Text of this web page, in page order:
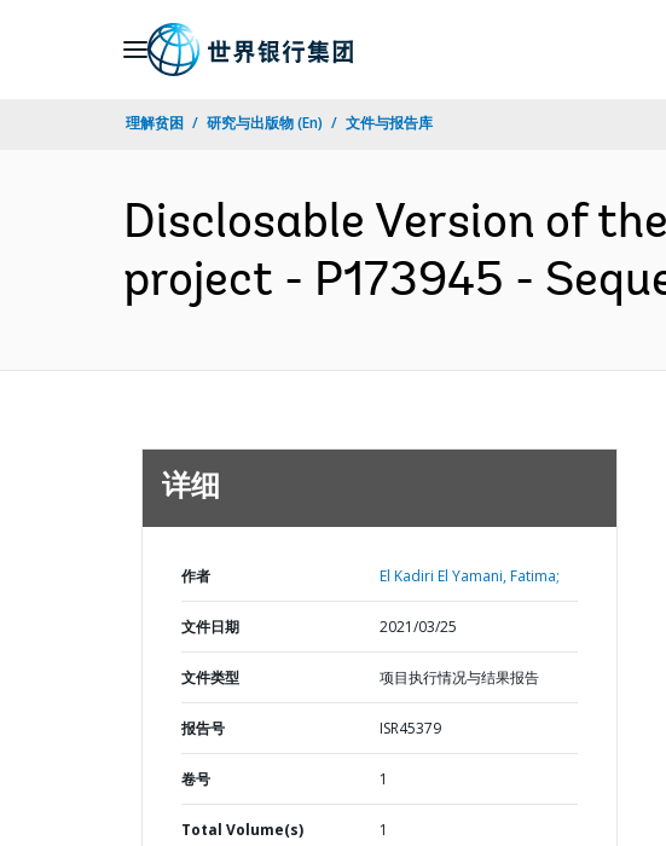
理解贫困 研究与出版物 (En) 文件与报告库
Disclosable Version of
project - P173945 -
详细
作者 El Kadiri El Yamani, Fatima;
文件日期 2021/03/25
文件类型 项目执行情况与结果报告
报告号 ISR45379
卷号 1
Total Volume(s) 1